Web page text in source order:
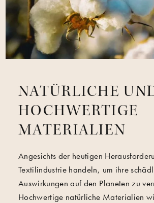
NATÜRLICHE
HOCHWERTIGE
MATERIALIEN
Angesichts der heutigen
Textilindustrie handeln, um ihre
Auswirkungen auf den Planeten zu
Hochwertige natürliche Materialien